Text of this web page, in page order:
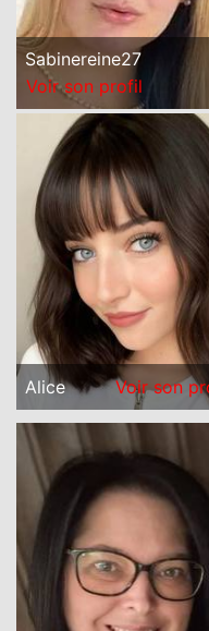
Sabinereine27
Voir son profil
Alice Voir son